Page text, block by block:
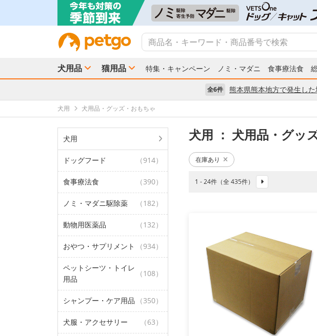
犬用品 猫用品 特集・キャンペーン ノミ・マダニ 食事療法食
全6件 熊本県熊本地方で発生し
犬用 犬用品・グッズ・おもちゃ
犬用
ドッグフード （914）
食事療法食 （390）
ノミ・マダニ駆除薬 （182）
動物用医薬品 （132）
おやつ・サプリメント （934）
ペットシーツ・トイレ
用品
（108）
シャンプー・ケア用品 （350）
犬服・アクセサリー （63）
犬用 ： 犬用品・グッ
在庫あり
1 - 24件（全 435件）